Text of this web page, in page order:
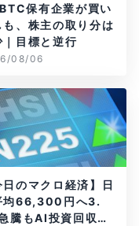
保有企業が買い
も、株主の取り分は
｜目標と逆行
08/06
日のマクロ経済】日
均66,300円へ3.
騰もAI投資回収懸